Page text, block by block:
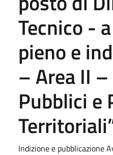
Tecnico -
pieno e
– Area II
Pubblici e
Indizione e pubblicazione